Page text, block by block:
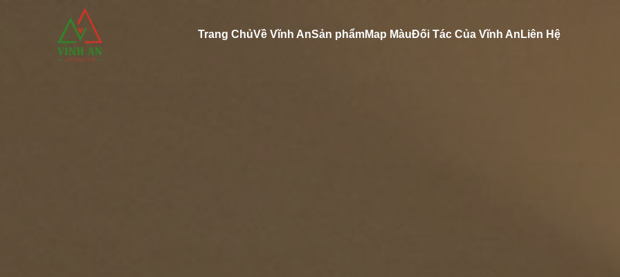
Trang ChủVề Vĩnh AnSản phẩmMap MàuĐối Tác Của Vĩnh An Liên Hệ